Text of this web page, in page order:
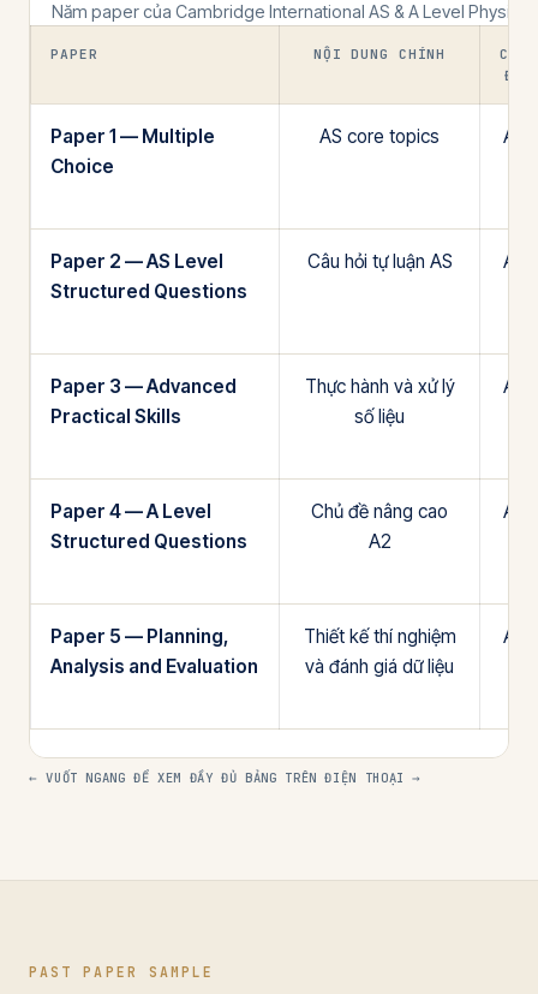
Năm paper của Cambridge International AS & A Level Physics
PAPER NỘI DUNG CHÍNH
CẤP
ĐỘ
Paper 1 — Multiple
Choice
AS core topics AS
Paper 2 — AS Level
Structured Questions
Câu hỏi tự luận AS AS
Paper 3 — Advanced
Practical Skills
Thực hành và xử lý
số liệu
AS
Paper 4 — A Level
Structured Questions
Chủ đề nâng cao
A2
A2
Paper 5 — Planning,
Analysis and Evaluation
Thiết kế thí nghiệm
và đánh giá dữ liệu
A2
← VUỐT NGANG ĐỂ XEM ĐẦY ĐỦ BẢNG TRÊN ĐIỆN THOẠI →
PAST PAPER SAMPLE